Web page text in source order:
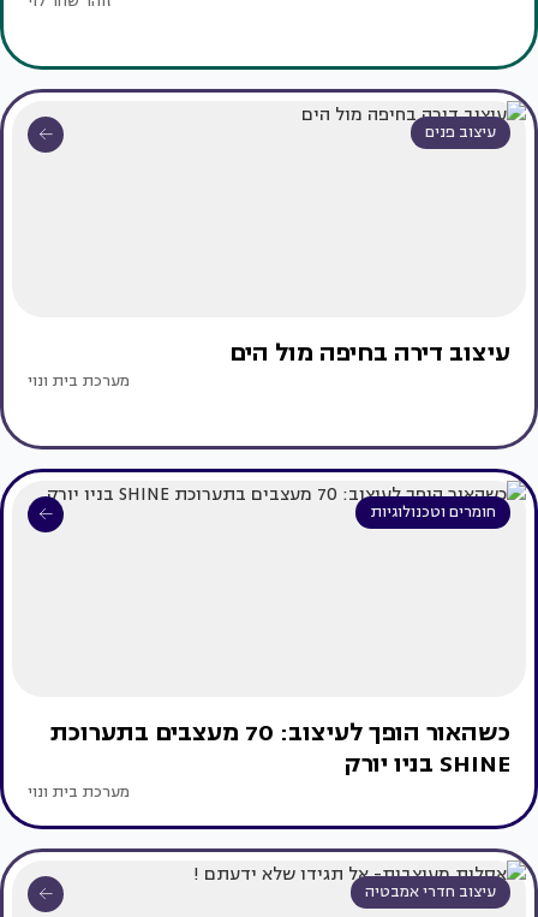
עיצוב פנים
עיצוב דירה בחיפה מול הים
מערכת בית ונוי
חומרים וטכנולוגיות
כשהאור הופך לעיצוב: 70 מעצבים בתערוכת
SHINE בניו יורק
מערכת בית ונוי
עיצוב חדרי אמבטיה